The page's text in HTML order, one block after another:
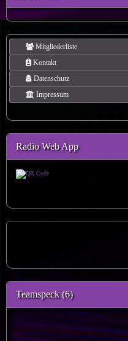
Mitgliederliste
Kontakt
Datenschutz
Impressum
Radio Web App
Teamspeck (6)